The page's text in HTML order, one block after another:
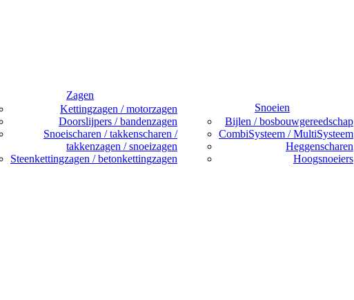
Zagen
Kettingzagen / motorzagen
Doorslijpers / bandenzagen
Snoeischaren / takkenscharen /
takkenzagen / snoeizagen
Steenkettingzagen / betonkettingzagen
Snoeien
Bijlen / bosbouwgereedschap
CombiSysteem / MultiSysteem
Heggenscharen
Hoogsnoeiers